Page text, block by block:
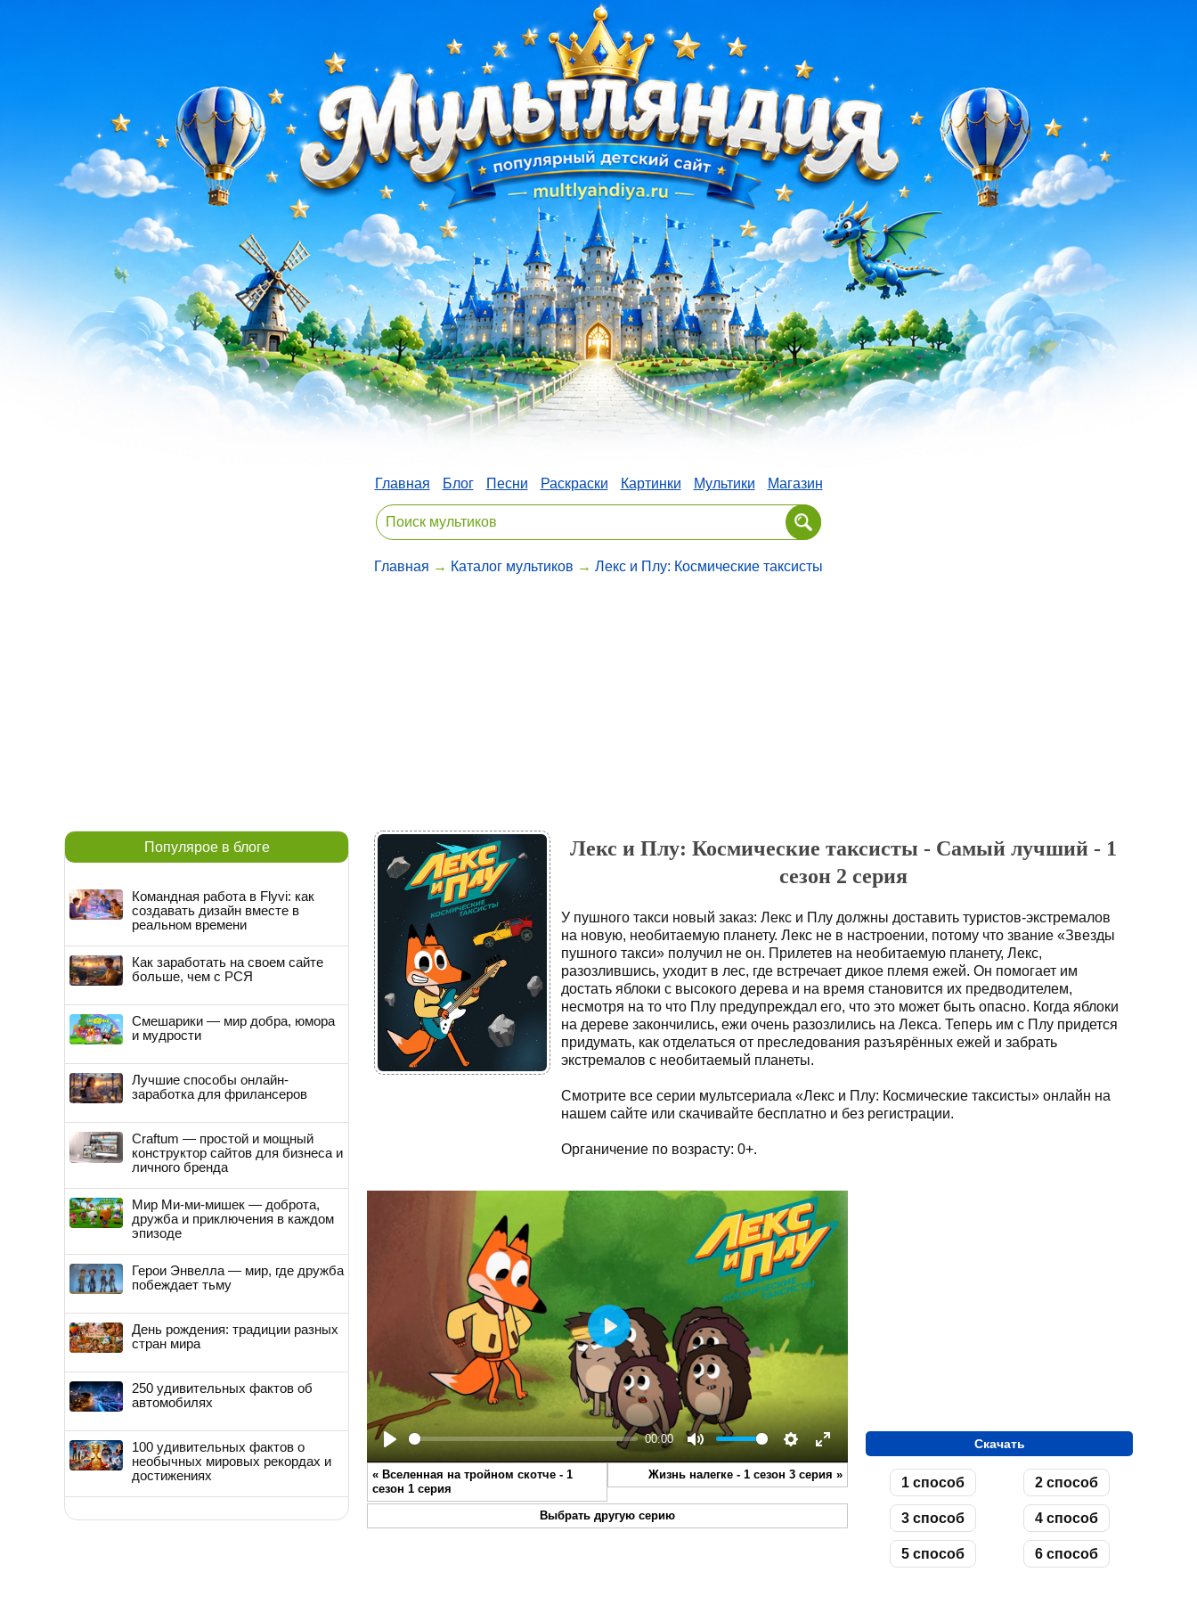
Главная Блог Песни Раскраски Картинки Мультики Магазин
Главная → Каталог мультиков → Лекс и Плу: Космические таксисты
Лекс и Плу: Космические таксисты - Самый лучший - 1
сезон 2 серия
У пушного такси новый заказ: Лекс и Плу должны доставить туристов-экстремалов
на новую, необитаемую планету. Лекс не в настроении, потому что звание «Звезды
пушного такси» получил не он. Прилетев на необитаемую планету, Лекс,
разозлившись, уходит в лес, где встречает дикое племя ежей. Он помогает им
достать яблоки с высокого дерева и на время становится их предводителем,
несмотря на то что Плу предупреждал его, что это может быть опасно. Когда яблоки
на дереве закончились, ежи очень разозлились на Лекса. Теперь им с Плу придется
придумать, как отделаться от преследования разъярённых ежей и забрать
экстремалов с необитаемый планеты.
Смотрите все серии мультсериала «Лекс и Плу: Космические таксисты» онлайн на
нашем сайте или скачивайте бесплатно и без регистрации.
Органичение по возрасту: 0+.
Play
00:00
Mute Settings
Enter
fullscreen
Play
« Вселенная на тройном скотче - 1
сезон 1 серия
Жизнь налегке - 1 сезон 3 серия »
Выбрать другую серию
Скачать
1 способ 2 способ
3 способ 4 способ
5 способ 6 способ
Популярое в блоге
Командная работа в Flyvi: как
создавать дизайн вместе в
реальном времени
Как заработать на своем сайте
больше, чем с РСЯ
Смешарики — мир добра, юмора
и мудрости
Лучшие способы онлайн-
заработка для фрилансеров
Craftum — простой и мощный
конструктор сайтов для бизнеса и
личного бренда
Мир Ми-ми-мишек — доброта,
дружба и приключения в каждом
эпизоде
Герои Энвелла — мир, где дружба
побеждает тьму
День рождения: традиции разных
стран мира
250 удивительных фактов об
автомобилях
100 удивительных фактов о
необычных мировых рекордах и
достижениях